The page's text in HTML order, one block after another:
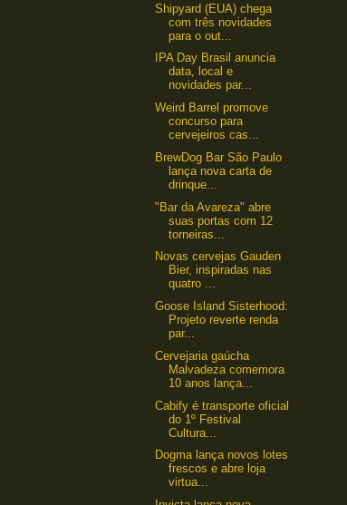
Shipyard (EUA) chega
com três novidades
para o out...
IPA Day Brasil anuncia
data, local e
novidades par...
Weird Barrel promove
concurso para
cervejeiros cas...
​BrewDog Bar São Paulo
lança nova carta de
drinque...
"Bar da Avareza" abre
suas portas com 12
torneiras...
Novas cervejas Gauden
Bier, inspiradas nas
quatro ...
Goose Island Sisterhood:
Projeto reverte renda
par...
Cervejaria gaúcha
Malvadeza comemora
10 anos lança...
Cabify é transporte oficial
do 1º Festival
Cultura...
Dogma lança novos lotes
frescos e abre loja
virtua...